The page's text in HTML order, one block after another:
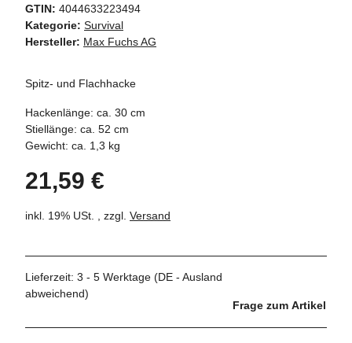
GTIN: 4044633223494
Kategorie: Survival
Hersteller: Max Fuchs AG
Spitz- und Flachhacke
Hackenlänge: ca. 30 cm
Stiellänge: ca. 52 cm
Gewicht: ca. 1,3 kg
21,59 €
inkl. 19% USt. , zzgl. Versand
Lieferzeit: 3 - 5 Werktage (DE - Ausland
abweichend)
Frage zum Artikel